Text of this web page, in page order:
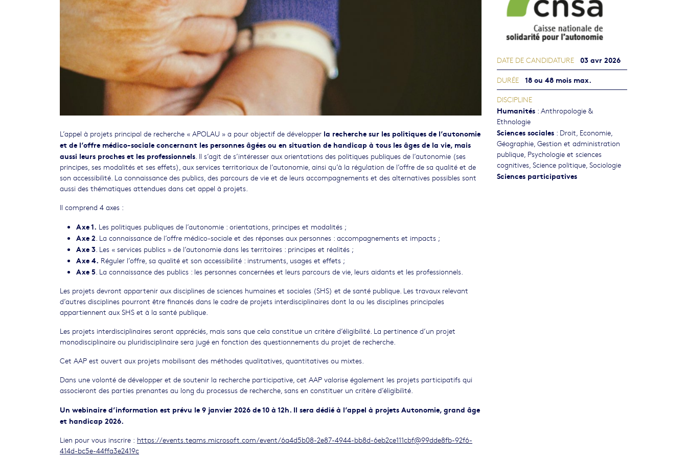
L’appel à projets principal de recherche « APOLAU » a pour objectif de développer la recherche sur les politiques de l’autonomie
et de l’offre médico-sociale concernant les personnes âgées ou en situation de handicap à tous les âges de la vie, mais
aussi leurs proches et les professionnels . Il s’agit de s’intéresser aux orientations des politiques publiques de l’autonomie (ses
principes, ses modalités et ses effets), aux services territoriaux de l’autonomie, ainsi qu’à la régulation de l’offre de sa qualité et de
son accessibilité. La connaissance des publics, des parcours de vie et de leurs accompagnements et des alternatives possibles sont
aussi des thématiques attendues dans cet appel à projets.
Il comprend 4 axes :
Axe 1. Les politiques publiques de l’autonomie : orientations, principes et modalités ;
Axe 2 . La connaissance de l’offre médico-sociale et des réponses aux personnes : accompagnements et impacts ;
Axe 3 . Les « services publics » de l’autonomie dans les territoires : principes et réalités ;
Axe 4. Réguler l’offre, sa qualité et son accessibilité : instruments, usages et effets ;
Axe 5 . La connaissance des publics : les personnes concernées et leurs parcours de vie, leurs aidants et les professionnels.
Les projets devront appartenir aux disciplines de sciences humaines et sociales (SHS) et de santé publique. Les travaux relevant
d’autres disciplines pourront être financés dans le cadre de projets interdisciplinaires dont la ou les disciplines principales
appartiennent aux SHS et à la santé publique.
Les projets interdisciplinaires seront appréciés, mais sans que cela constitue un critère d’éligibilité. La pertinence d’un projet
monodisciplinaire ou pluridisciplinaire sera jugé en fonction des questionnements du projet de recherche.
Cet AAP est ouvert aux projets mobilisant des méthodes qualitatives, quantitatives ou mixtes.
Dans une volonté de développer et de soutenir la recherche participative, cet AAP valorise également les projets participatifs qui
associeront des parties prenantes au long du processus de recherche, sans en constituer un critère d’éligibilité.
Un webinaire d’information est prévu le 9 janvier 2026 de 10 à 12h. Il sera dédié à l’appel à projets Autonomie, grand âge
et handicap 2026.
Lien pour vous inscrire : https://events.teams.microsoft.com/event/6a4d5b08-2e87-4944-bb8d-6eb2ce111cbf@99dde8fb-92f6-
414d-bc5e-44ffa3e2419c
DATE DE CANDIDATURE 03 avr 2026
DURÉE 18 ou 48 mois max.
DISCIPLINE
Humanités : Anthropologie &
Ethnologie
Sciences sociales : Droit, Economie,
Géographie, Gestion et administration
publique, Psychologie et sciences
cognitives, Science politique, Sociologie
Sciences participatives